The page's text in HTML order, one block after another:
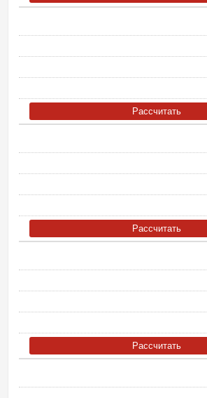
Рассчитать
Рассчитать
Рассчитать